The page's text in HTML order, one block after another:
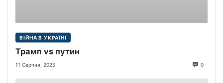
ВІЙНА В УКРАЇНІ
Трамп vs путин
11 Серпня, 2025 0